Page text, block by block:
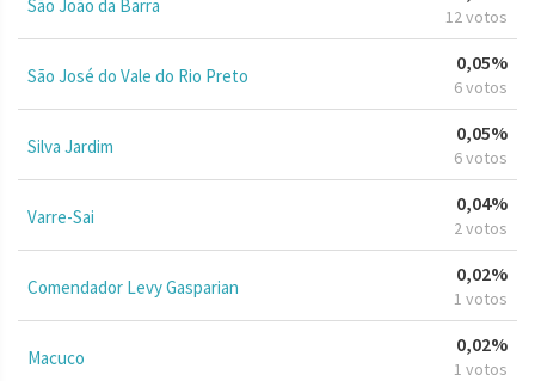
São João da Barra 12 votos
São José do Vale do Rio Preto
0,05%
6 votos
Silva Jardim
0,05%
6 votos
Varre-Sai
0,04%
2 votos
Comendador Levy Gasparian
0,02%
1 votos
Macuco
0,02%
1 votos